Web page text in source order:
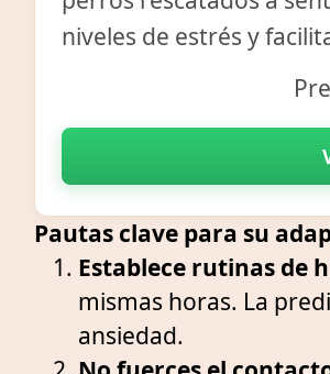
niveles de estrés y
Pautas clave para su
Establece rutinas de
mismas horas. La
ansiedad.